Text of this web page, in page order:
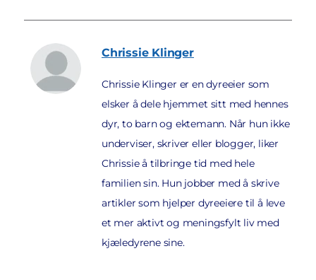
Chrissie Klinger
Chrissie Klinger er en dyreeier som
elsker å dele hjemmet sitt med hennes
dyr, to barn og ektemann. Når hun ikke
underviser, skriver eller blogger, liker
Chrissie å tilbringe tid med hele
familien sin. Hun jobber med å skrive
artikler som hjelper dyreeiere til å leve
et mer aktivt og meningsfylt liv med
kjæledyrene sine.